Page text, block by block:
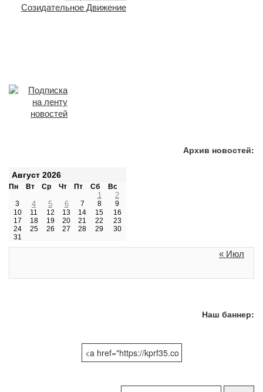
Архив новостей:
Август 2026
Пн Вт Ср Чт Пт Сб Вс
1 2
3 4 5 6 7 8
9
10
11 12 13 14 15
16
17
18 19 20 21 22
23
24
25 26 27 28 29
30
31
« Июл
Наш баннер: